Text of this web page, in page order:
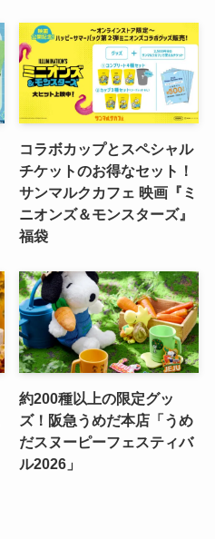
コラボカップとスペシャル
チケットのお得なセット！
サンマルクカフェ 映画『ミ
ニオンズ＆モンスターズ』
福袋
約200種以上の限定グッ
ズ！阪急うめだ本店「うめ
だスヌーピーフェスティバ
ル2026」